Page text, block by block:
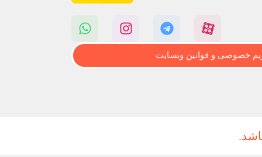
خصوصی و قوانین وبسایت